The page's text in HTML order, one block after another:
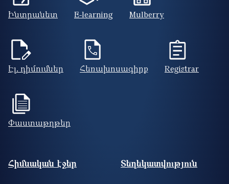
Ինտրանետ E-learning Mulberry
Էլ. դիմումներ Հեռախոսագիրք Registrar
Փաստաթղթեր
Footer site information
Հիմնական էջեր Տեղեկատվություն